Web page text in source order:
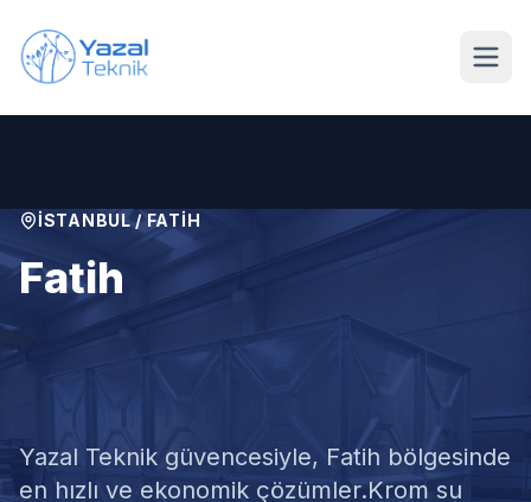
İSTANBUL/ FATIH
Fatih
Krom Su Deposu
Temizliği
Yazal Teknik güvencesiyle, Fatih bölgesinde
en hızlı ve ekonomik çözümler.Krom su